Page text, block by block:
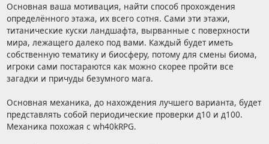
Основная ваша мотивация, найти способ прохождения
определённого этажа, их всего сотня. Сами эти этажи,
титанические куски ландшафта, вырванные с поверхности
мира, лежащего далеко под вами. Каждый будет иметь
собственную тематику и биосферу, потому для смены биома,
игроки сами постараются как можно скорее пройти все
загадки и причуды безумного мага.
Основная механика, до нахождения лучшего варианта, будет
представлять собой периодические проверки д10 и д100.
Механика похожая с wh40kRPG.